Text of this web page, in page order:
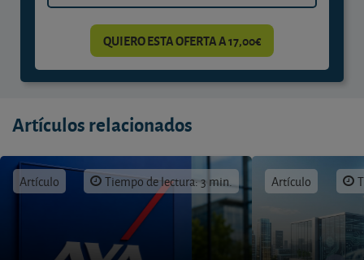
QUIERO ESTA OFERTA A 17,00€
Artículos relacionados
Artículo Tiempo de lectura: 3 min. Artículo